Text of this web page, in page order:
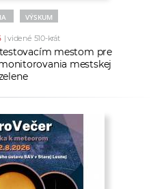
VÝSKUM
| videné 510-krát
mestom pre
mestskej